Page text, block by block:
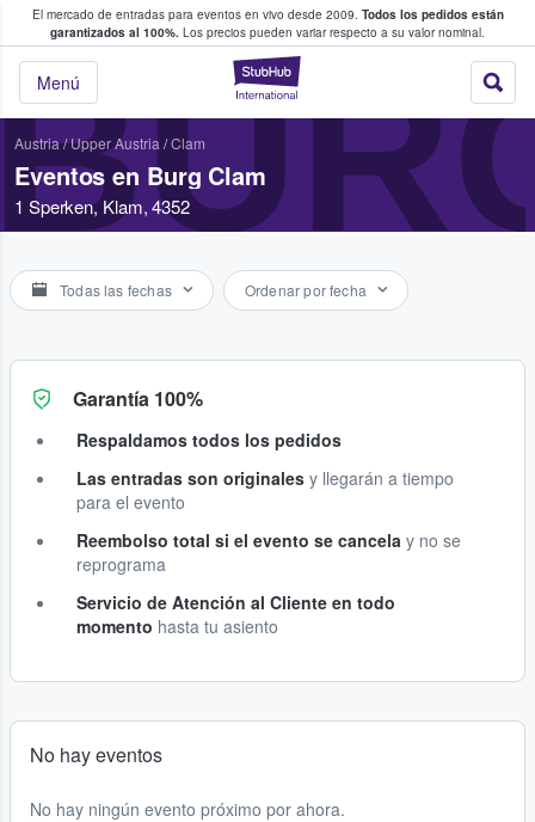
El mercado de entradas para eventos en vivo desde 2009. Todos los pedidos están
garantizados al 100%. Los precios pueden variar respecto a su valor nominal.
StubHub:
Menú
y venta de entradas entre fans
Austria/Upper Austria /Clam
Eventos en Burg Clam
1 Sperken, Klam, 4352
Todas las fechas Ordenar por fecha
Garantía 100%
Respaldamos todos los pedidos
Las entradas son originales y llegarán a tiempo
para el evento
Reembolso total si el evento se cancela y no se
reprograma
Servicio de Atención al Cliente en todo
momento hasta tu asiento
No hay eventos
No hay ningún evento próximo por ahora.